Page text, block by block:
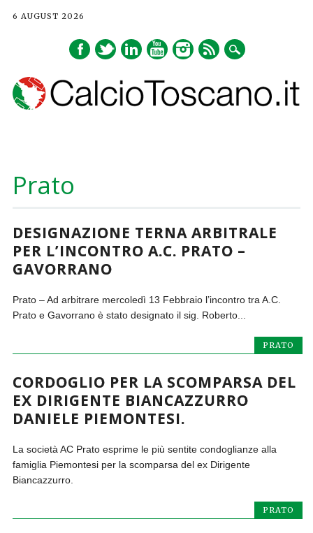
6 AUGUST 2026
content
Prato
DESIGNAZIONE TERNA ARBITRALE
PER L’INCONTRO A.C. PRATO –
GAVORRANO
Prato – Ad arbitrare mercoledì 13 Febbraio l’incontro tra A.C.
Prato e Gavorrano è stato designato il sig. Roberto...
PRATO
CORDOGLIO PER LA SCOMPARSA DEL
EX DIRIGENTE BIANCAZZURRO
DANIELE PIEMONTESI.
La società AC Prato esprime le più sentite condoglianze alla
famiglia Piemontesi per la scomparsa del ex Dirigente
Biancazzurro.
PRATO